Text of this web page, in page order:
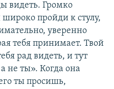
видеть. Громко
пройди к стулу,
уверенно
тебя принимает. Твой
рад видеть, и тут
не ты». Когда она
ты просишь,